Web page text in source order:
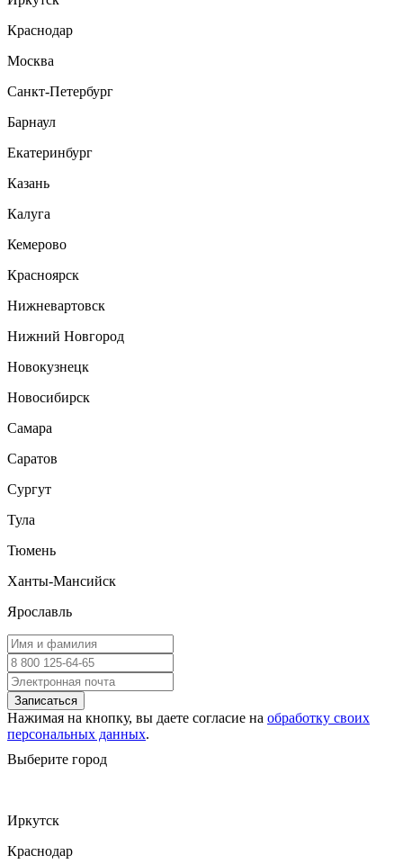
Краснодар
Москва
Санкт-Петербург
Барнаул
Екатеринбург
Казань
Калуга
Кемерово
Красноярск
Нижневартовск
Нижний Новгород
Новокузнецк
Новосибирск
Самара
Саратов
Сургут
Тула
Тюмень
Ханты-Мансийск
Ярославль
Записаться
Нажимая на кнопку, вы даете согласие на обработку своих
персональных данных.
Выберите город
Иркутск
Краснодар